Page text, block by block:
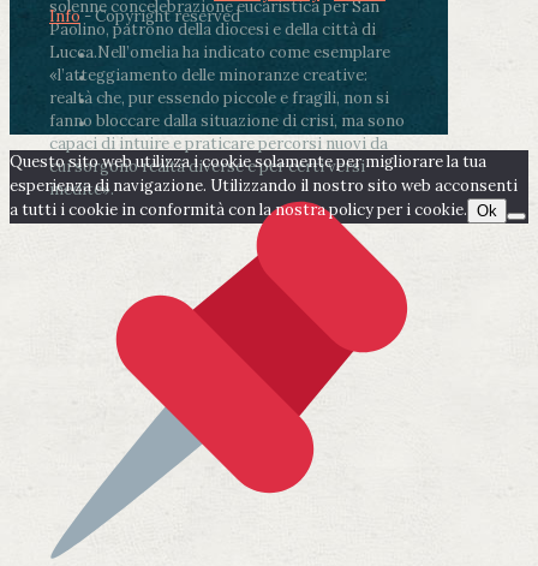
solenne concelebrazione eucaristica per San
Paolino, patrono della diocesi e della città di
Lucca.Nell’omelia ha indicato come esemplare
«l’atteggiamento delle minoranze creative:
realtà che, pur essendo piccole e fragili, non si
fanno bloccare dalla situazione di crisi, ma sono
capaci di intuire e praticare percorsi nuovi da
cui sorgono realtà diverse e per certi versi
inedite».
Info- Copyright reserved
Questo sito web utilizza i cookie solamente per migliorare la tua
esperienza di navigazione. Utilizzando il nostro sito web acconsenti
a tutti i cookie in conformità con la nostra policy per i cookie. Ok